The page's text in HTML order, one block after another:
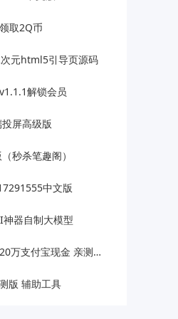
取2Q币
元html5引导页源码
解锁会员
屏高级版
秒杀笔趣阁）
中文版
器自制大模型
现金 亲测中1元秒到 附攻略
版 辅助工具